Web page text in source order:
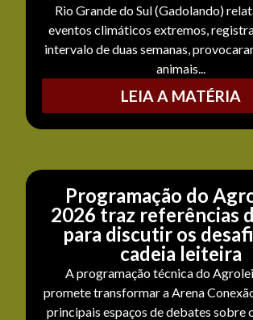
Rio Grande do Sul (Gadolando)
eventos climáticos extremos,
intervalo de duas semanas,
animais...
LEIA A MATÉRIA
Programação do
2026 traz referências
para discutir os
cadeia leiteira
A programação técnica do
promete transformar a Arena
principais espaços de debates sobre